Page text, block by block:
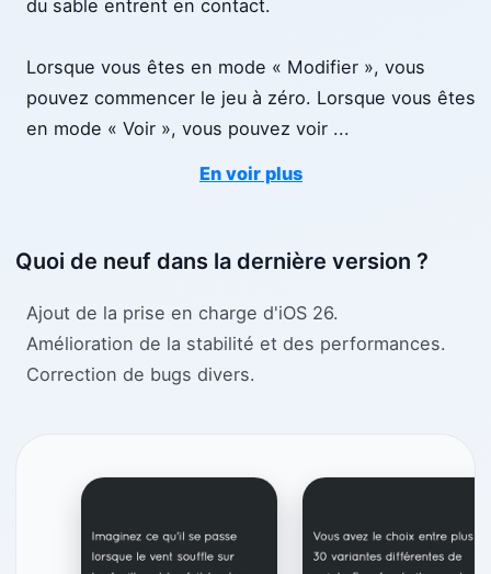
du sable entrent en contact.
Lorsque vous êtes en mode « Modifier », vous
pouvez commencer le jeu à zéro. Lorsque vous êtes
en mode « Voir », vous pouvez voir ...
En voir plus
Quoi de neuf dans la dernière version ?
Ajout de la prise en charge d'iOS 26.
Amélioration de la stabilité et des performances.
Correction de bugs divers.